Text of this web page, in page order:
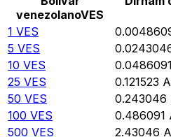
venezolanoVES
1 VES
5 VES
10 VES 0.0486091
25 VES 0.121523
50 VES 0.243046
100 VES 0.486091
500 VES 2.43046